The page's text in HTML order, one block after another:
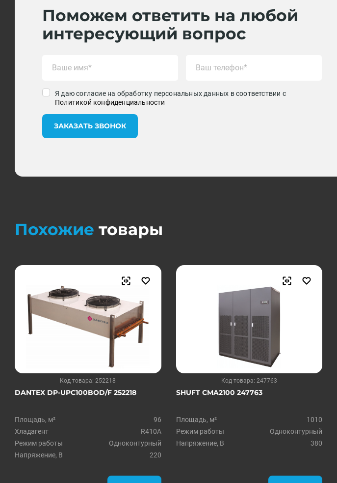
Поможем ответить на любой
интересующий вопрос
Я даю согласие на обработку персональных данных в соответствии с
Политикой конфиденциальности
ЗАКАЗАТЬ ЗВОНОК
Похожие товары
Код товара: 252218
DANTEX DP-UPC100BOD/F 252218
Площадь, м²
96
Хладагент
R410A
Режим работы
Одноконтурный
Напряжение, В
220
Код товара: 247763
SHUFT CMA2100 247763
Площадь, м²
1010
Режим работы
Одноконтурный
Напряжение, В
380